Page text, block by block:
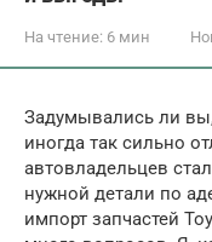
На чтение: 6 мин
Задумывались ли
иногда так сильно
автовладельцев
нужной детали по
импорт запчастей